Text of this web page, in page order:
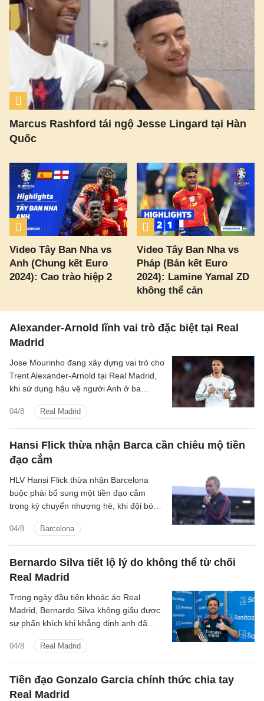
Marcus Rashford tái ngộ Jesse Lingard tại Hàn
Quốc
Video Tây Ban Nha vs
Anh (Chung kết Euro
2024): Cao trào hiệp 2
Video Tây Ban Nha vs
Pháp (Bán kết Euro
2024): Lamine Yamal ZD
không thể cản
Alexander-Arnold lĩnh vai trò đặc biệt tại Real
Madrid
04/8 Real Madrid
Jose Mourinho đang xây dựng vai trò cho
Trent Alexander-Arnold tại Real Madrid,
khi sử dụng hậu vệ người Anh ở ba
Hansi Flick thừa nhận Barca cần chiêu mộ tiền
đạo cắm
04/8 Barcelona
HLV Hansi Flick thừa nhận Barcelona
buộc phải bổ sung một tiền đạo cắm
trong kỳ chuyển nhượng hè, khi đội bóng
Lewandowski.
Bernardo Silva tiết lộ lý do không thể từ chối
Real Madrid
04/8 Real Madrid
Trong ngày đầu tiên khoác áo Real
Madrid, Bernardo Silva không giấu được
sự phấn khích khi khẳng định anh đã
lời mời.
Tiền đạo Gonzalo Garcia chính thức chia tay
Real Madrid